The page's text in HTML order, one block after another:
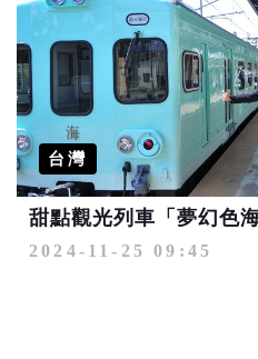
台灣
2024-11-25 09:45